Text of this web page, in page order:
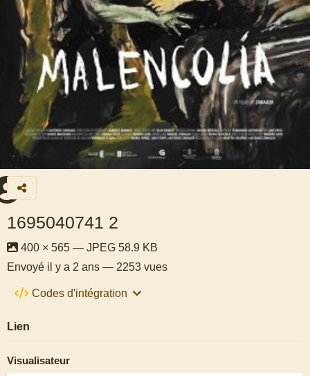
1695040741 2
400 × 565 — JPEG 58.9 KB
Envoyé il y a 2 ans — 2253 vues
Codes d'intégration
Lien
Visualisateur